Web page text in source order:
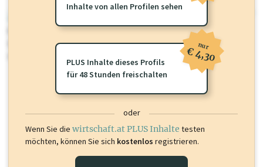
Für dieses Profil gibt es zusätzlichewirtschaft.at PLUS Inhalte
Sie momentan nicht einsehen können. Schalten Sie dieses Profil frei
oder loggen Sie sich ein um diese Inhalte zu sehen.
Inhalte von allen Profilen sehen
PLUS Inhalte dieses Profils
für 48 Stunden freischalten
nur
€ 4,30
oder
Wenn Sie die wirtschaft.at PLUS Inhalte testen
möchten, können Sie sich kostenlos registrieren.